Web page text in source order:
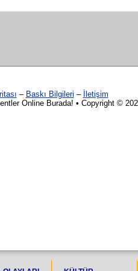
– Baskı Bilgileri –
İletişim
Online Burada! • Copyright ©